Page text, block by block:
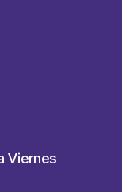
Viernes